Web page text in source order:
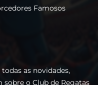
Famosos
as novidades,
sobre o Club de Regatas